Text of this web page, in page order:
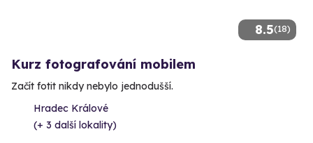
8.5(18)
Kurz fotografování mobilem
Začít fotit nikdy nebylo jednodušší.
Hradec Králové
(+ 3 další lokality)